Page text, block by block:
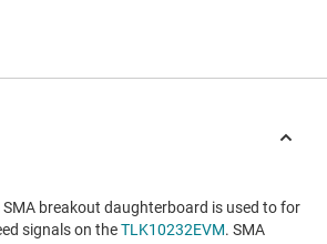
SMA breakout daughterboard is used to for
signals on theTLK10232EVM. SMA